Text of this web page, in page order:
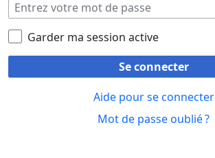
Garder ma session active
Se connecter
Aide pour se connecter
Mot de passe oublié ?